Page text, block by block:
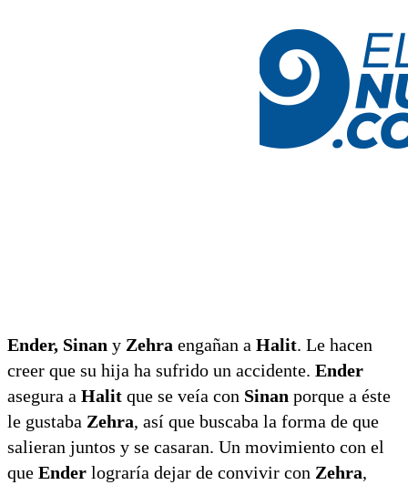
Ender, Sinan y Zehra engañan a Halit. Le hacen
creer que su hija ha sufrido un accidente. Ender
asegura a Halit que se veía con Sinan porque a éste
le gustaba Zehra, así que buscaba la forma de que
salieran juntos y se casaran. Un movimiento con el
que Ender lograría dejar de convivir con Zehra,